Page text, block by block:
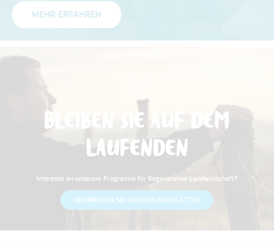
MEHR ERFAHREN
BLEIBEN SIE AUF DEM
LAUFENDEN
Interesse an unserem Programm für Regenerative Landwirtschaft?
ABONNIEREN SIE UNSEREN NEWSLETTER